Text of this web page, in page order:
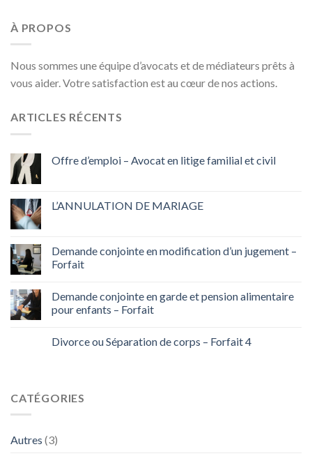
À PROPOS
Nous sommes une équipe d’avocats et de médiateurs prêts à
vous aider. Votre satisfaction est au cœur de nos actions.
ARTICLES RÉCENTS
Offre d’emploi – Avocat en litige familial et civil
L’ANNULATION DE MARIAGE
Demande conjointe en modification d’un jugement –
Forfait
Demande conjointe en garde et pension alimentaire
pour enfants – Forfait
Divorce ou Séparation de corps – Forfait 4
CATÉGORIES
Autres (3)